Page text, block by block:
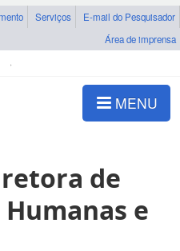
Serviços
E-mail do Pesquisador
Área de imprensa
MENU
de
e